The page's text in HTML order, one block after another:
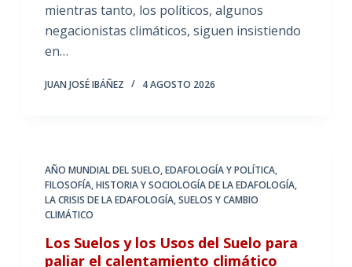
mientras tanto, los políticos, algunos
negacionistas climáticos, siguen insistiendo
en…
JUAN JOSÉ IBÁÑEZ 4 AGOSTO 2026
AÑO MUNDIAL DEL SUELO,EDAFOLOGÍA Y POLÍTICA,
FILOSOFÍA, HISTORIA Y SOCIOLOGÍA DE LA EDAFOLOGÍA,
LA CRISIS DE LA EDAFOLOGÍA,SUELOS Y CAMBIO
CLIMÁTICO
Los Suelos y los Usos del Suelo para
paliar el calentamiento climático